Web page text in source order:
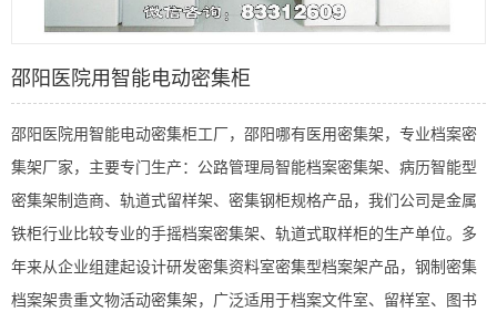
邵阳医院用智能电动密集柜
邵阳医院用智能电动密集柜工厂，邵阳哪有医用密集架，专业档案密
集架厂家，主要专门生产：公路管理局智能档案密集架、病历智能型
密集架制造商、轨道式留样架、密集钢柜规格产品，我们公司是金属
铁柜行业比较专业的手摇档案密集架、轨道式取样柜的生产单位。多
年来从企业组建起设计研发密集资料室密集型档案架产品，钢制密集
档案架贵重文物活动密集架，广泛适用于档案文件室、留样室、图书